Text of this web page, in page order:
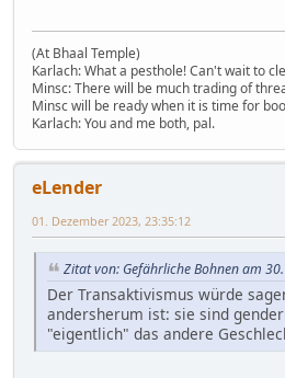
(At Bhaal Temple)
Karlach: What a pesthole! Can't wait to
Minsc: There will be much trading of
Minsc will be ready when it is time for
Karlach: You and me both, pal.
eLender
01. Dezember 2023, 23:35:12
Zitat von: Gefährliche Bohnen am
Der Transaktivismus würde
andersherum ist: sie sind
"eigentlich" das andere